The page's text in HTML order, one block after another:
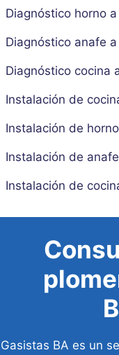
Diagnóstico horno
Diagnóstico anafe
Diagnóstico cocina
Instalación de
Instalación de
Instalación de
Instalación de
Gasistas BA es un